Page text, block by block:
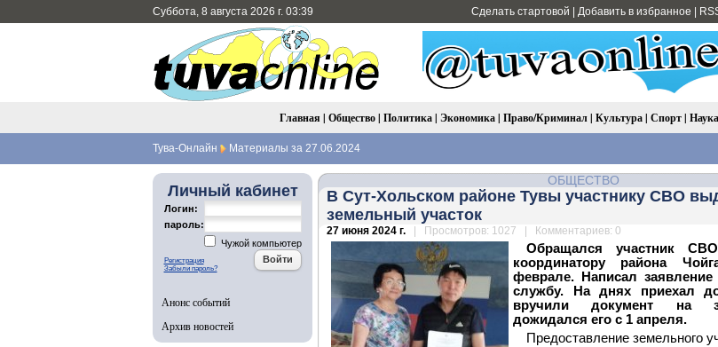
Суббота, 8 августа 2026 г. 03:39 Сделать стартовой Добавить в избранное
Главная | Общество| Политика| Экономика| Право/Криминал| Культура| Спорт| Наука
Тува-Онлайн Материалы за 27.06.2024
Личный кабинет
Логин:
пароль:
Чужой компьютер
Регистрация
Забыли пароль?
Анонс событий
Архив новостей
ОБЩЕСТВО
В Сут-Хольском районе Тувы участнику СВО
земельный участок
27 июня 2024 г. | Просмотров: 1027 | Комментариев: 0
Обращался участник
координатору района
феврале. Написал
службу. На днях приехал
вручили документ на
дожидался его с 1 апреля.
Предоставление земельного